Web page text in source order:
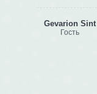
Gevarion Sint
Гость